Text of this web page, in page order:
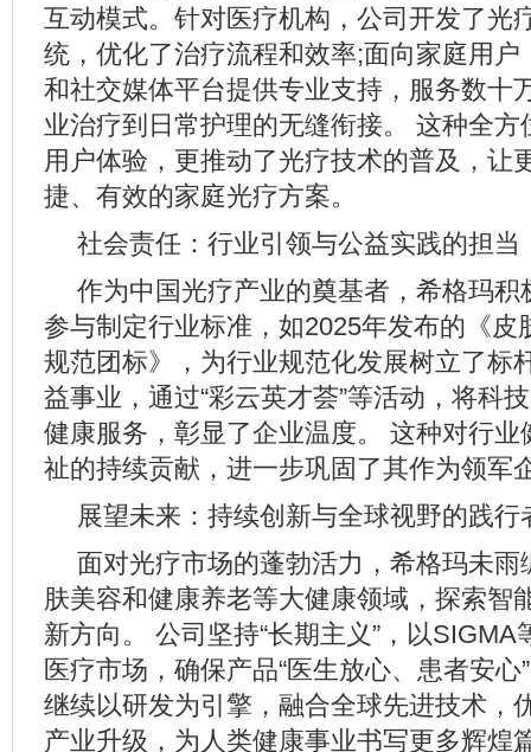
互动模式。针对医疗机构，公司开发了光
统，优化了治疗流程和效率;面向家庭用户
和社交媒体平台提供专业支持，服务数十
业治疗到日常护理的无缝衔接。 这种全方
用户体验，更推动了光疗技术的普及，让
捷、有效的家庭光疗方案。
社会责任：行业引领与公益实践的担当
作为中国光疗产业的奠基者，希格玛积
参与制定行业标准，如2025年发布的《皮
规范团标》，为行业规范化发展树立了标
益事业，通过“彩云英才荟”等活动，将科
健康服务，彰显了企业温度。 这种对行业
祉的持续贡献，进一步巩固了其作为领军
展望未来：持续创新与全球视野的践行
面对光疗市场的蓬勃活力，希格玛未雨
肤美容和健康养老等大健康领域，探索智
新方向。 公司坚持“长期主义”，以SIGMA
医疗市场，确保产品“医生放心、患者安心
继续以研发为引擎，融合全球先进技术，
产业升级，为人类健康事业书写更多辉煌